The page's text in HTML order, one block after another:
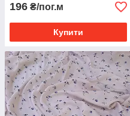
196 ₴/пог.м
Купити